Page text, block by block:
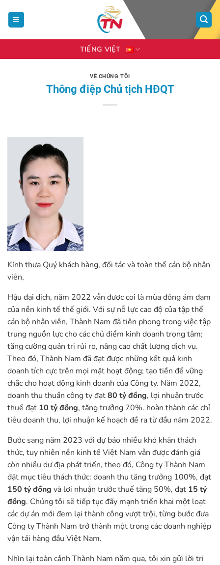
nội
dung
TIẾNG VIỆT
VỀ CHÚNG TÔI
Thông điệp Chủ tịch HĐQT
Kính thưa Quý khách hàng, đối tác và toàn thể cán bộ nhân
viên,
Hậu đại dịch, năm 2022 vẫn được coi là mùa đông ảm đạm
của nền kinh tế thế giới. Với sự nỗ lực cao độ của tập thể
cán bộ nhân viên, Thành Nam đã tiên phong trong việc tập
trung nguồn lực cho các chủ điểm kinh doanh trọng tâm;
tăng cường quản trị rủi ro, nâng cao chất lượng dịch vụ.
Theo đó, Thành Nam đã đạt được những kết quả kinh
doanh tích cực trên mọi mặt hoạt động; tạo tiền đề vững
chắc cho hoạt động kinh doanh của Công ty. Năm 2022,
doanh thu thuần công ty đạt80 tỷ đồng, lợi nhuận trước
thuế đạt 10 tỷ đồng, tăng trưởng 70%. hoàn thành các chỉ
tiêu doanh thu, lợi nhuận kế hoạch đề ra từ đầu năm 2022.
Bước sang năm 2023 với dự báo nhiều khó khăn thách
thức, tuy nhiên nền kinh tế Việt Nam vẫn được đánh giá
còn nhiều dư địa phát triển, theo đó, Công ty Thành Nam
đặt mục tiêu thách thức: doanh thu tăng trưởng 100%, đạt
150 tỷ đồng và lợi nhuận trước thuế tăng 50%, đạt 15 tỷ
đồng. Chúng tôi sẽ tiếp tục đẩy mạnh triển khai một loạt
các dự án mới đem lại thành công vượt trội, từng bước đưa
Công ty Thành Nam trở thành một trong các doanh nghiệp
vận tải hàng đầu Việt Nam.
Nhìn lại toàn cảnh Thành Nam năm qua, tôi xin gửi lời tri